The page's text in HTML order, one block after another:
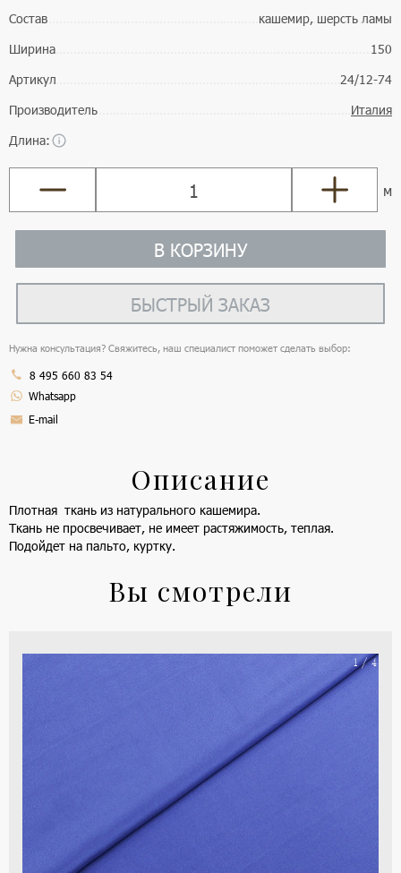
Состав
кашемир, шерсть ламы
Ширина
150
Артикул
24/12-74
Производитель
Италия
Длина:
м
В КОРЗИНУ
БЫСТРЫЙ ЗАКАЗ
Нужна консультация? Свяжитесь, наш специалист поможет сделать выбор:
8 495 660 83 54
Whatsapp
E-mail
Описание
Плотная ткань из натурального кашемира.
Ткань не просвечивает, не имеет растяжимость, теплая.
Подойдет на пальто, куртку.
Вы смотрели
1 / 4